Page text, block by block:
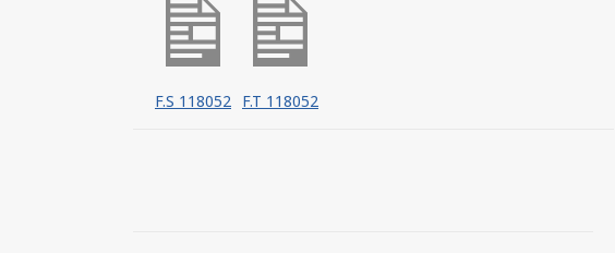
F.S 118052 F.T 118052